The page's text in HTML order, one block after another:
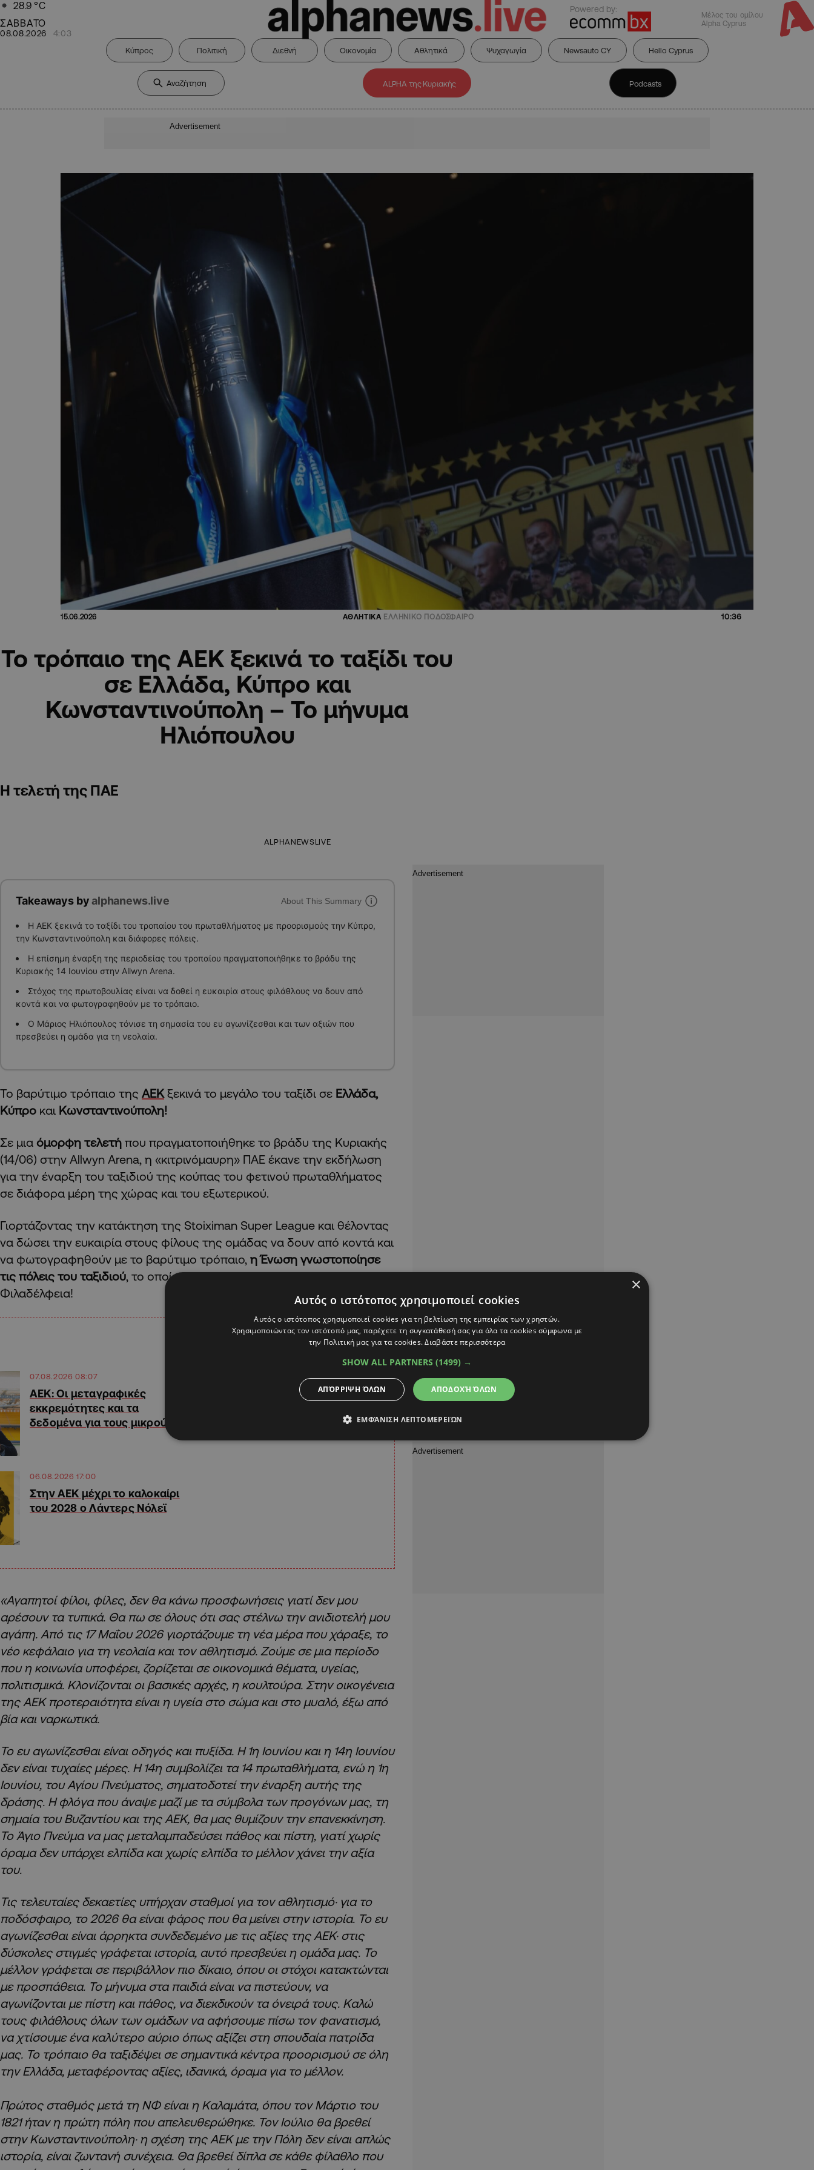
28.9 °C
ΣΑΒΒΑΤΟ
08.08.2026 4:03
Powered by:
Μέλος του ομίλου
Alpha Cyprus
Κύπρος Πολιτική Διεθνή Οικονομία Αθλητικά Ψυχαγωγία Newsauto CY Hello Cyprus
ALPHA της Κυριακής Podcasts
Advertisement
15.06.2026 ΑΘΛΗΤΙΚΑ ΕΛΛΗΝΙΚΟ ΠΟΔΟΣΦΑΙΡΟ 10:36
Το τρόπαιο της ΑΕΚ ξεκινά το ταξίδι του
σε Ελλάδα, Κύπρο και
Κωνσταντινούπολη – Το μήνυμα
Ηλιόπουλου
Η τελετή της ΠΑΕ
ALPHANEWSLIVE
Takeaways byalphanews.live About This Summary
Η ΑΕΚ ξεκινά το ταξίδι του τροπαίου του πρωταθλήματος με προορισμούς την Κύπρο,
την Κωνσταντινούπολη και διάφορες πόλεις.
Η επίσημη έναρξη της περιοδείας του τροπαίου πραγματοποιήθηκε το βράδυ της
Κυριακής 14 Ιουνίου στην Allwyn Arena.
Στόχος της πρωτοβουλίας είναι να δοθεί η ευκαιρία στους φιλάθλους να δουν από
κοντά και να φωτογραφηθούν με το τρόπαιο.
Ο Μάριος Ηλιόπουλος τόνισε τη σημασία του ευ αγωνίζεσθαι και των αξιών που
πρεσβεύει η ομάδα για τη νεολαία.
Το βαρύτιμο τρόπαιο της ΑΕΚξεκινά το μεγάλο του ταξίδι σε Ελλάδα,
Κύπρο και Κωνσταντινούπολη!
Σε μια όμορφη τελετή που πραγματοποιήθηκε το βράδυ της Κυριακής
(14/06) στην Allwyn Arena, η «κιτρινόμαυρη» ΠΑΕ έκανε την εκδήλωση
για την έναρξη του ταξιδιού της κούπας του φετινού πρωταθλήματος
σε διάφορα μέρη της χώρας και του εξωτερικού.
Γιορτάζοντας την κατάκτηση της Stoiximan Super League και θέλοντας
να δώσει την ευκαιρία στους φίλους της ομάδας να δουν από κοντά και
να φωτογραφηθούν με το βαρύτιμο τρόπαιο, η Ένωση γνωστοποίησε
τις πόλεις του ταξιδιού, το οποίο ξεκινά επίσημα από σήμερα στη Νέα
Φιλαδέλφεια!
07.08.2026 08:07
ΑΕΚ: Οι μεταγραφικές
εκκρεμότητες και τα
δεδομένα για τους μικρούς
06.08.2026 17:00
Στην ΑΕΚ μέχρι το καλοκαίρι
του 2028 ο Λάντερς Νόλεϊ
«Αγαπητοί φίλοι, φίλες, δεν θα κάνω προσφωνήσεις γιατί δεν μου
αρέσουν τα τυπικά. Θα πω σε όλους ότι σας στέλνω την ανιδιοτελή μου
αγάπη. Από τις 17 Μαΐου 2026 γιορτάζουμε τη νέα μέρα που χάραξε, το
νέο κεφάλαιο για τη νεολαία και τον αθλητισμό. Ζούμε σε μια περίοδο
που η κοινωνία υποφέρει, ζορίζεται σε οικονομικά θέματα, υγείας,
πολιτισμικά. Κλονίζονται οι βασικές αρχές, η κουλτούρα. Στην οικογένεια
της ΑΕΚ προτεραιότητα είναι η υγεία στο σώμα και στο μυαλό, έξω από
βία και ναρκωτικά.
Το ευ αγωνίζεσθαι είναι οδηγός και πυξίδα. Η 1η Ιουνίου και η 14η Ιουνίου
δεν είναι τυχαίες μέρες. Η 14η συμβολίζει τα 14 πρωταθλήματα, ενώ η 1η
Ιουνίου, του Αγίου Πνεύματος, σηματοδοτεί την έναρξη αυτής της
δράσης. Η φλόγα που άναψε μαζί με τα σύμβολα των προγόνων μας, τη
σημαία του Βυζαντίου και της ΑΕΚ, θα μας θυμίζουν την επανεκκίνηση.
Το Άγιο Πνεύμα να μας μεταλαμπαδεύσει πάθος και πίστη, γιατί χωρίς
όραμα δεν υπάρχει ελπίδα και χωρίς ελπίδα το μέλλον χάνει την αξία
του.
Τις τελευταίες δεκαετίες υπήρχαν σταθμοί για τον αθλητισμό· για το
ποδόσφαιρο, το 2026 θα είναι φάρος που θα μείνει στην ιστορία. Το ευ
αγωνίζεσθαι είναι άρρηκτα συνδεδεμένο με τις αξίες της ΑΕΚ· στις
δύσκολες στιγμές γράφεται ιστορία, αυτό πρεσβεύει η ομάδα μας. Το
μέλλον γράφεται σε περιβάλλον πιο δίκαιο, όπου οι στόχοι κατακτώνται
με προσπάθεια. Το μήνυμα στα παιδιά είναι να πιστεύουν, να
αγωνίζονται με πίστη και πάθος, να διεκδικούν τα όνειρά τους. Καλώ
τους φιλάθλους όλων των ομάδων να αφήσουμε πίσω τον φανατισμό,
να χτίσουμε ένα καλύτερο αύριο όπως αξίζει στη σπουδαία πατρίδα
μας. Το τρόπαιο θα ταξιδέψει σε σημαντικά κέντρα προορισμού σε όλη
την Ελλάδα, μεταφέροντας αξίες, ιδανικά, όραμα για το μέλλον.
Πρώτος σταθμός μετά τη ΝΦ είναι η Καλαμάτα, όπου τον Μάρτιο του
1821 ήταν η πρώτη πόλη που απελευθερώθηκε. Τον Ιούλιο θα βρεθεί
στην Κωνσταντινούπολη· η σχέση της ΑΕΚ με την Πόλη δεν είναι απλώς
ιστορία, είναι ζωντανή συνέχεια. Θα βρεθεί δίπλα σε κάθε φίλαθλο που
×
Αυτός ο ιστότοπος χρησιμοποιεί cookies
Αυτός ο ιστότοπος χρησιμοποιεί cookies για τη βελτίωση της εμπειρίας των χρηστών.
Χρησιμοποιώντας τον ιστότοπό μας, παρέχετε τη συγκατάθεσή σας για όλα τα cookies σύμφωνα με
την Πολιτική μας για τα cookies.Διαβάστε περισσότερα
SHOW ALL PARTNERS (1499) →
ΑΠΟΔΟΧΉ ΌΛΩΝ
ΑΠΌΡΡΙΨΗ ΌΛΩΝ
ΕΜΦΆΝΙΣΗ ΛΕΠΤΟΜΕΡΕΙΏΝ